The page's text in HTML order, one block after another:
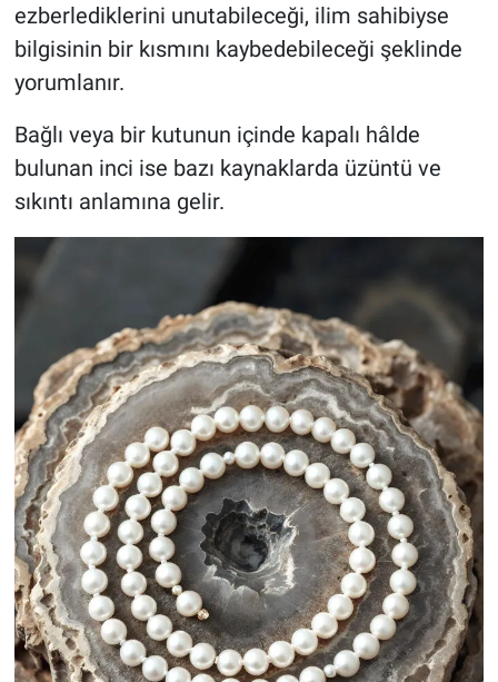
ezberlediklerini unutabileceği, ilim sahibiyse
bilgisinin bir kısmını kaybedebileceği şeklinde
yorumlanır.
Bağlı veya bir kutunun içinde kapalı hâlde
bulunan inci ise bazı kaynaklarda üzüntü ve
sıkıntı anlamına gelir.